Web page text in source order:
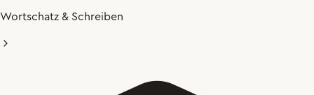
Wortschatz & Schreiben